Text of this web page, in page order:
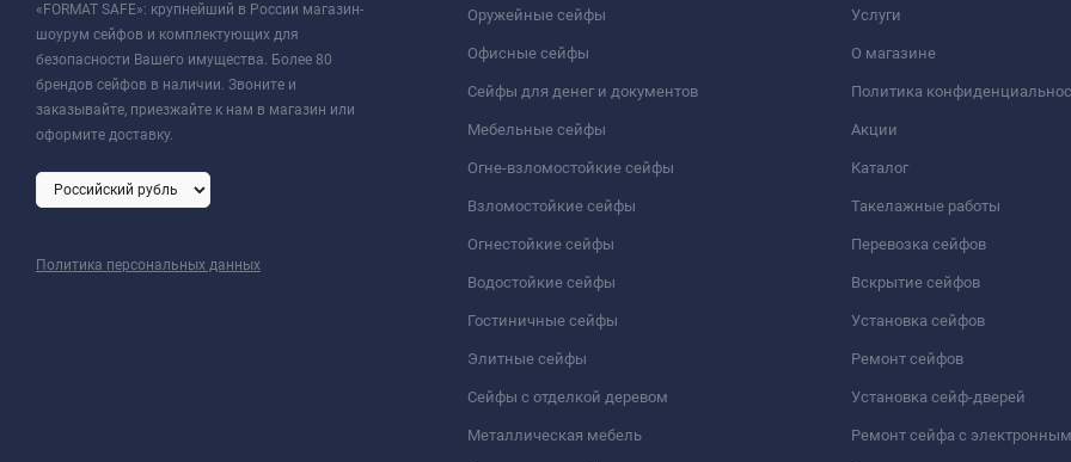
«FORMAT SAFE»: крупнейший в России магазин-
шоурум сейфов и комплектующих для
безопасности Вашего имущества. Более 80
брендов сейфов в наличии. Звоните и
заказывайте, приезжайте к нам в магазин или
оформите доставку.
Политика персональных данных
Оружейные сейфы
Офисные сейфы
Сейфы для денег и документов
Мебельные сейфы
Огне-взломостойкие сейфы
Взломостойкие сейфы
Огнестойкие сейфы
Водостойкие сейфы
Гостиничные сейфы
Элитные сейфы
Сейфы с отделкой деревом
Металлическая мебель
Услуги
О магазине
Политика
Акции
Каталог
Такелажные работы
Перевозка сейфов
Вскрытие сейфов
Установка сейфов
Ремонт сейфов
Установка сейф-дверей
Ремонт сейфа с